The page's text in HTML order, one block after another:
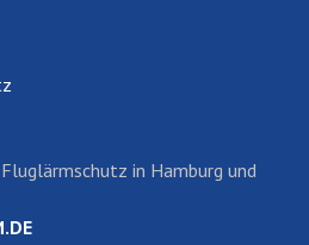
in Hamburg und